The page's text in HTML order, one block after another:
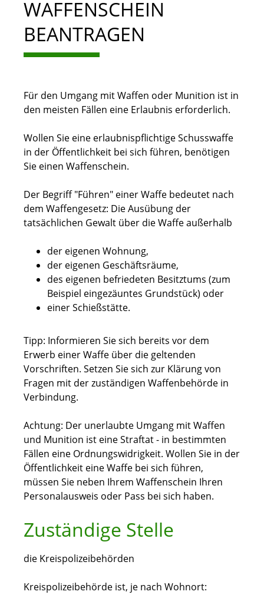
WAFFENSCHEIN
BEANTRAGEN
Für den Umgang mit Waffen oder Munition ist in
den meisten Fällen eine Erlaubnis erforderlich.
Wollen Sie eine erlaubnispflichtige Schusswaffe
in der Öffentlichkeit bei sich führen, benötigen
Sie einen Waffenschein.
Der Begriff "Führen" einer Waffe bedeutet nach
dem Waffengesetz: Die Ausübung der
tatsächlichen Gewalt über die Waffe außerhalb
der eigenen Wohnung,
der eigenen Geschäftsräume,
des eigenen befriedeten Besitztums (zum
Beispiel eingezäuntes Grundstück) oder
einer Schießstätte.
Tipp: Informieren Sie sich bereits vor dem
Erwerb einer Waffe über die geltenden
Vorschriften. Setzen Sie sich zur Klärung von
Fragen mit der zuständigen Waffenbehörde in
Verbindung.
Achtung: Der unerlaubte Umgang mit Waffen
und Munition ist eine Straftat - in bestimmten
Fällen eine Ordnungswidrigkeit. Wollen Sie in der
Öffentlichkeit eine Waffe bei sich führen,
müssen Sie neben Ihrem Waffenschein Ihren
Personalausweis oder Pass bei sich haben.
Zuständige Stelle
die Kreispolizeibehörden
Kreispolizeibehörde ist, je nach Wohnort: